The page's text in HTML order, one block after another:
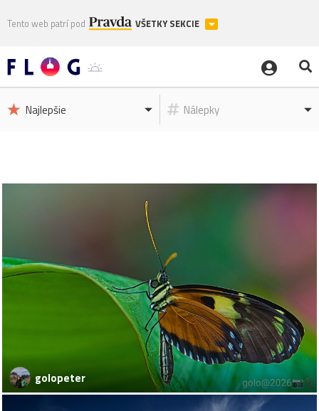
Tento web patrí pod VŠETKY SEKCIE
Najlepšie Nálepky
golopeter